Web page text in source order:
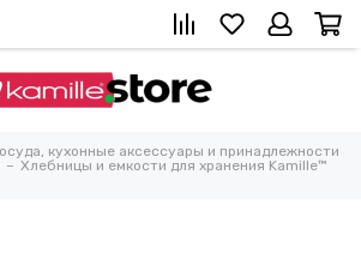
кухонные аксессуары и принадлежности
Хлебницы и емкости для хранения Kamille™